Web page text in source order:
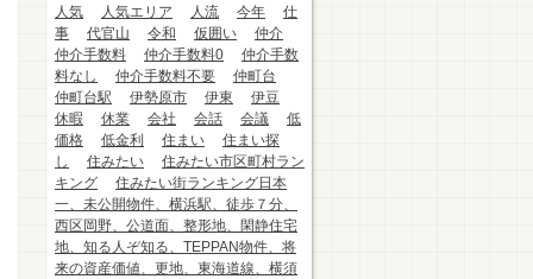
人気
人気エリア 人流 今年
仕
事
代官山 令和 仮囲い
仲介
仲介手数料
仲介手数料0
仲介手数
料なし
仲介手数料不要
仲町台
仲町台駅
伊勢原市 伊東
伊豆
休暇
休業 会社 会話 会議
低
価格
低金利 住まい
住まい探
し
住みたい
住みたい市区町村ラン
キング
住みたい街ランキング日本
一、未公開物件、横浜駅、徒歩７分、
西区岡野、公道面、整形地、閑静住宅
地、知る人ぞ知る、TEPPAN物件、将
来の資産価値、更地、東海道線、横須